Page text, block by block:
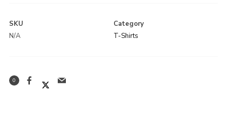
Password*
SKU
N/A
Category
T-Shirts
0